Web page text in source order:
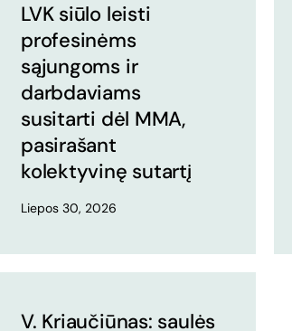
LVK siūlo leisti
profesinėms
sąjungoms ir
darbdaviams
susitarti dėl MMA,
pasirašant
kolektyvinę sutartį
Liepos 30, 2026
V. Kriaučiūnas: saulės